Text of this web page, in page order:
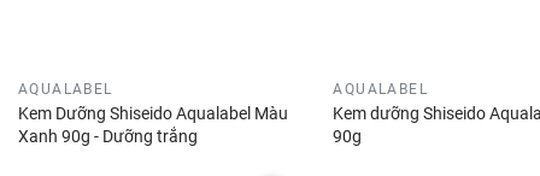
AQUALABEL
Kem Dưỡng Shiseido Aqualabel Màu
Xanh 90g - Dưỡng trắng
AQUALABEL
Kem dưỡng Shiseido
90g